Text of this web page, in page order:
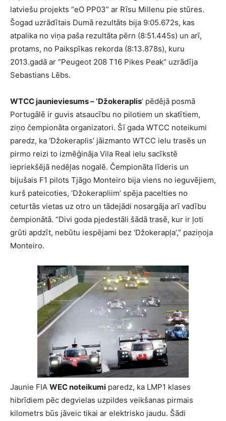
latviešu projekts “eO PP03” ar Rīsu Millenu pie stūres.
Šogad uzrādītais Dumā rezultāts bija 9:05.672s, kas
atpalika no viņa paša rezultāta pērn (8:51.445s) un arī,
protams, no Paikspīkas rekorda (8:13.878s), kuru
2013.gadā ar “Peugeot 208 T16 Pikes Peak” uzrādīja
Sebastians Lēbs.
WTCC jaunieviesums – ‘Džokeraplis’ pēdējā posmā
Portugālē ir guvis atsaucību no pilotiem un skatītiem,
ziņo čempionāta organizatori. Šī gada WTCC noteikumi
paredz, ka ‘Džokeraplis’ jāizmanto WTCC ielu trasēs un
pirmo reizi to izmēģināja Vila Real ielu sacīkstē
iepriekšējā nedēļas nogalē. Čempionāta līderis un
bijušais F1 pilots Tjāgo Monteiro bija viens no ieguvējiem,
kurš pateicoties, ‘Džokerapliim’ spēja pacelties no
ceturtās vietas uz otro un tādejādi nosargāja arī vadību
čempionātā. “Divi goda pjedestāli šādā trasē, kur ir ļoti
grūti apdzīt, nebūtu iespējami bez ‘Džokerapļa’,” paziņoja
Monteiro.
Jaunie FIA WEC noteikumi paredz, ka LMP1 klases
hibrīdiem pēc degvielas uzpildes veikšanas pirmais
kilometrs būs jāveic tikai ar elektrisko jaudu. Šādi